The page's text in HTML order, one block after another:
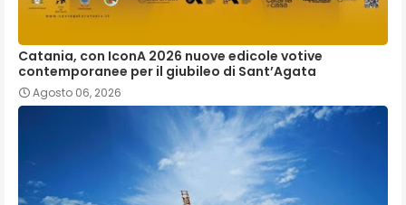
Catania, con IconA 2026 nuove edicole votive
contemporanee per il giubileo di Sant’Agata
Agosto 06, 2026